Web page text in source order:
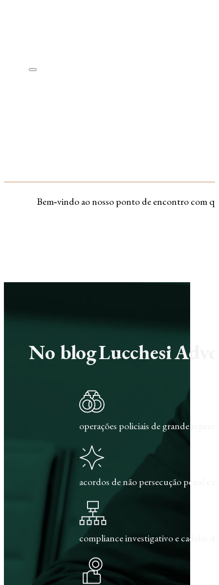
Bem‑vindo ao nosso ponto de encontro com
No blog Lucchesi
operações policiais de grande
acordos de não persecução penal e
compliance investigativo e cadeias